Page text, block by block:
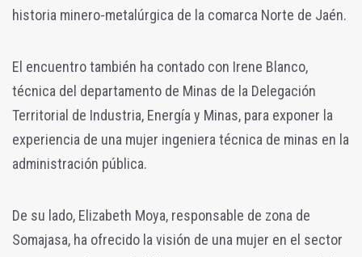
historia minero-metalúrgica de la comarca Norte de Jaén.
El encuentro también ha contado con Irene Blanco,
técnica del departamento de Minas de la Delegación
Territorial de Industria, Energía y Minas, para exponer la
experiencia de una mujer ingeniera técnica de minas en la
administración pública.
De su lado, Elizabeth Moya, responsable de zona de
Somajasa, ha ofrecido la visión de una mujer en el sector